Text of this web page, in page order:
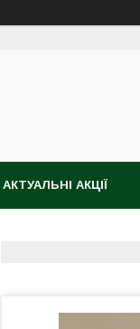
АКТУАЛЬНІ АКЦІЇ